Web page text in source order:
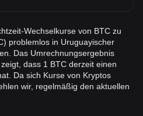
Wechselkurse von BTC zu
problemlos in Uruguayischer
Das Umrechnungsergebnis
dass 1 BTC derzeit einen
Da sich Kurse von Kryptos
wir, regelmäßig den aktuellen